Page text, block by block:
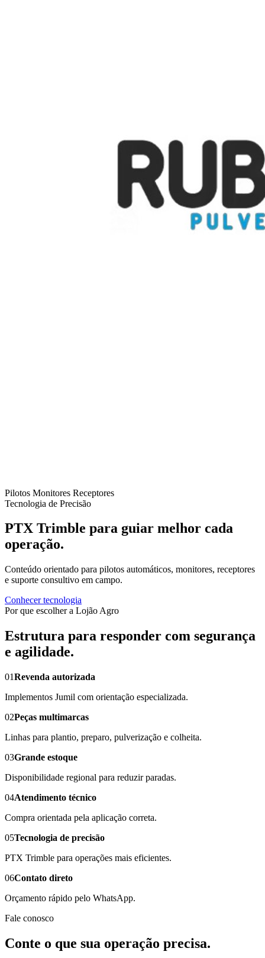
Pilotos Monitores Receptores
Tecnologia de Precisão
PTX Trimble para guiar melhor cada
operação.
Conteúdo orientado para pilotos automáticos, monitores, receptores
e suporte consultivo em campo.
Conhecer tecnologia
Por que escolher a Lojão Agro
Estrutura para responder com segurança
e agilidade.
01Revenda autorizada
Implementos Jumil com orientação especializada.
02Peças multimarcas
Linhas para plantio, preparo, pulverização e colheita.
03Grande estoque
Disponibilidade regional para reduzir paradas.
04Atendimento técnico
Compra orientada pela aplicação correta.
05Tecnologia de precisão
PTX Trimble para operações mais eficientes.
06Contato direto
Orçamento rápido pelo WhatsApp.
Fale conosco
Conte o que sua operação precisa.